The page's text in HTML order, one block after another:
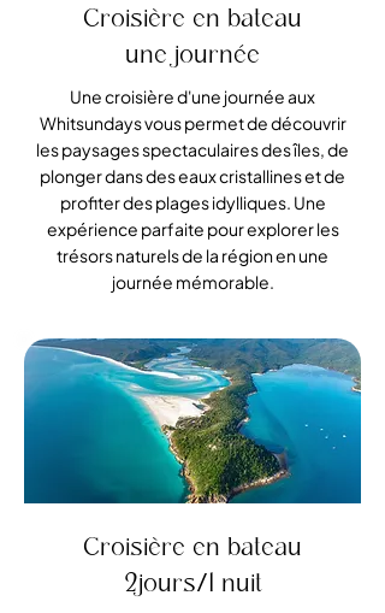
Croisière en bateau
une journée
Une croisière d'une journée aux
Whitsundays vous permet de découvrir
les paysages spectaculaires des îles, de
plonger dans des eaux cristallines et de
profiter des plages idylliques. Une
expérience parfaite pour explorer les
trésors naturels de la région en une
journée mémorable.
Croisière en bateau
2jours/1 nuit